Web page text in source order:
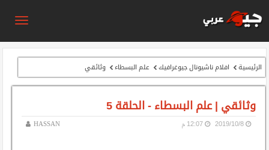
الرئيسية افلام ناشيونال جيوغرافيك علم البسطاء وثائقي
وثائقي | علم البسطاء - الحلقة 5
HASSAN 8‏/10‏/2019 12:07 م